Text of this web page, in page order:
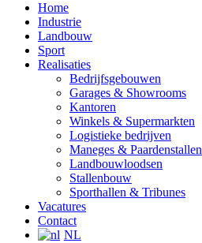
Home
Industrie
Landbouw
Sport
Realisaties
Bedrijfsgebouwen
Garages & Showrooms
Kantoren
Winkels & Supermarkten
Logistieke bedrijven
Maneges & Paardenstallen
Landbouwloodsen
Stallenbouw
Sporthallen & Tribunes
Vacatures
Contact
NL